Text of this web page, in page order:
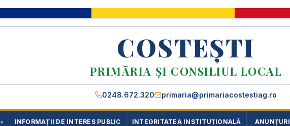
COSTEȘTI
PRIMĂRIA ȘI CONSILIUL LOCAL
0248.672.320 primaria@primariacostestiag.ro
INFORMAȚII DE INTERES PUBLIC INTEGRITATEA INSTITUȚIONALĂ ANUNȚURI